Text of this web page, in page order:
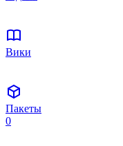
Вики
Пакеты
0